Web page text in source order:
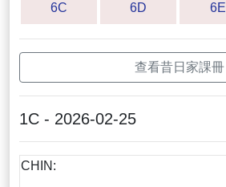
6C 6D 6E
查看昔日家課冊
1C - 2026-02-25
CHIN: